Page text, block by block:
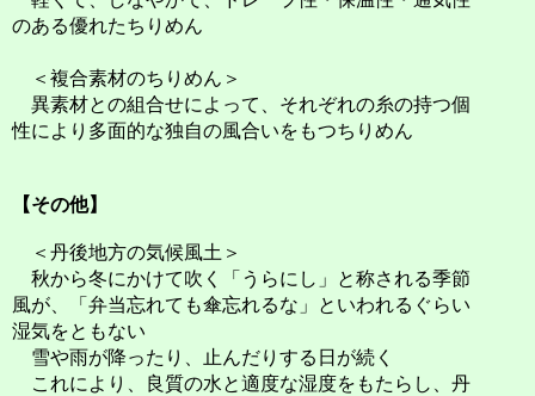
のある優れたちりめん
＜複合素材のちりめん＞
異素材との組合せによって、それぞれの糸の持つ個
性により多面的な独自の風合いをもつちりめん
【その他】
＜丹後地方の気候風土＞
秋から冬にかけて吹く「うらにし」と称される季節
風が、「弁当忘れても傘忘れるな」といわれるぐらい
湿気をともない
雪や雨が降ったり、止んだりする日が続く
これにより、良質の水と適度な湿度をもたらし、丹